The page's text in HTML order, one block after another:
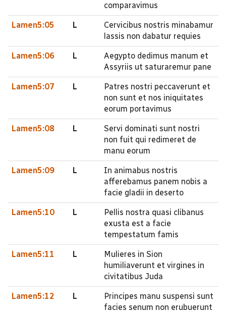
comparavimus
Lamen5:05 L
Cervicibus nostris minabamur
lassis non dabatur requies
Lamen5:06 L
Aegypto dedimus manum et
Assyriis ut saturaremur pane
Lamen5:07 L
Patres nostri peccaverunt et
non sunt et nos iniquitates
eorum portavimus
Lamen5:08 L
Servi dominati sunt nostri
non fuit qui redimeret de
manu eorum
Lamen5:09 L
In animabus nostris
afferebamus panem nobis a
facie gladii in deserto
Lamen5:10 L
Pellis nostra quasi clibanus
exusta est a facie
tempestatum famis
Lamen5:11 L
Mulieres in Sion
humiliaverunt et virgines in
civitatibus Juda
Lamen5:12 L
Principes manu suspensi sunt
facies senum non erubuerunt